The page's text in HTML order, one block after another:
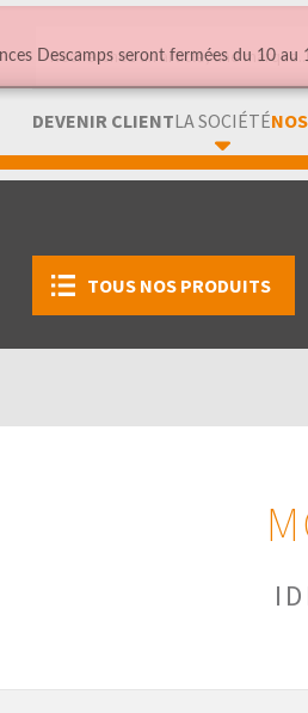
DEVENIR CLIENTLA SOCIÉTÉ
TOUS NOS PRODUITS
Descamps seront fermées du 10